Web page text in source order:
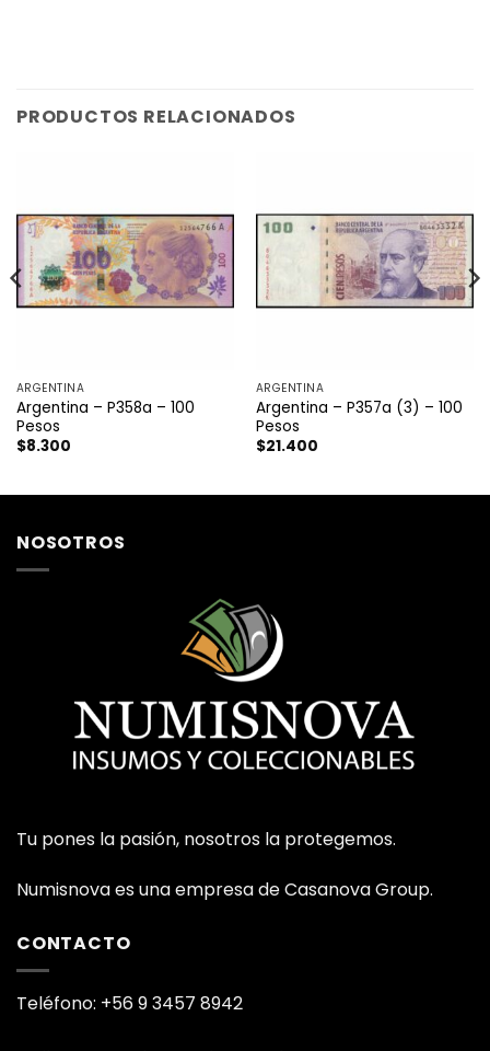
PRODUCTOS RELACIONADOS
ARGENTINA
Argentina – P358a – 100
Pesos
$8.300
ARGENTINA
Argentina – P357a (3) – 100
Pesos
$21.400
NOSOTROS
Tu pones la pasión, nosotros la protegemos.
Numisnova es una empresa de Casanova Group.
CONTACTO
Teléfono: +56 9 3457 8942